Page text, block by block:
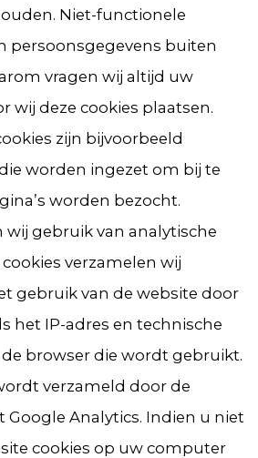
Niet-functionele
persoonsgegevens buiten
vragen wij altijd uw
wij deze cookies plaatsen.
zijn bijvoorbeeld
worden ingezet om bij te
worden bezocht.
wij gebruik van analytische
verzamelen wij
gebruik van de website door
het IP-adres en technische
browser die wordt gebruikt.
verzameld door de
Google Analytics. Indien u niet
cookies op uw computer